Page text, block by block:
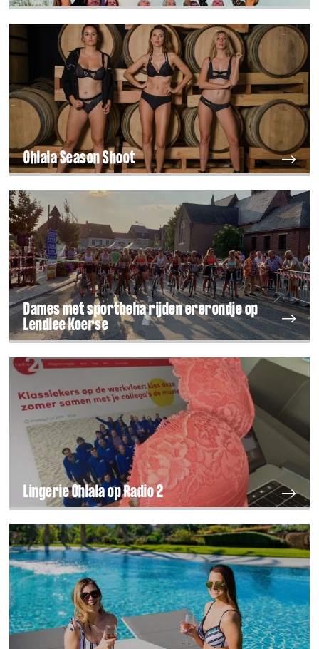
Ohlala Season Shoot
Dames met sportbeha rijden ererondje op
Lendlee Koerse
Lingerie Ohlala op Radio 2